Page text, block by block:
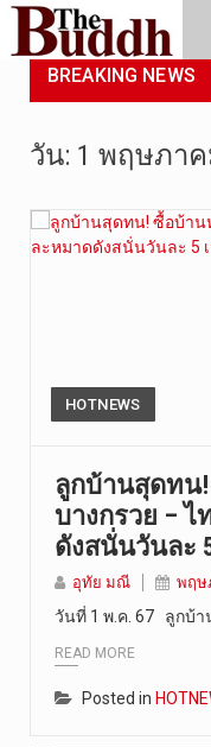
BREAKING NEWS
วัน: 1 พฤษภาค
HOTNEWS
ลูกบ้านสุดทน
บางกรวย – ไ
ดังสนั่นวันละ
อุทัย มณี พฤษ
วันที่ 1 พ.ค. 67 ลูกบ้า
READ MORE
Posted in